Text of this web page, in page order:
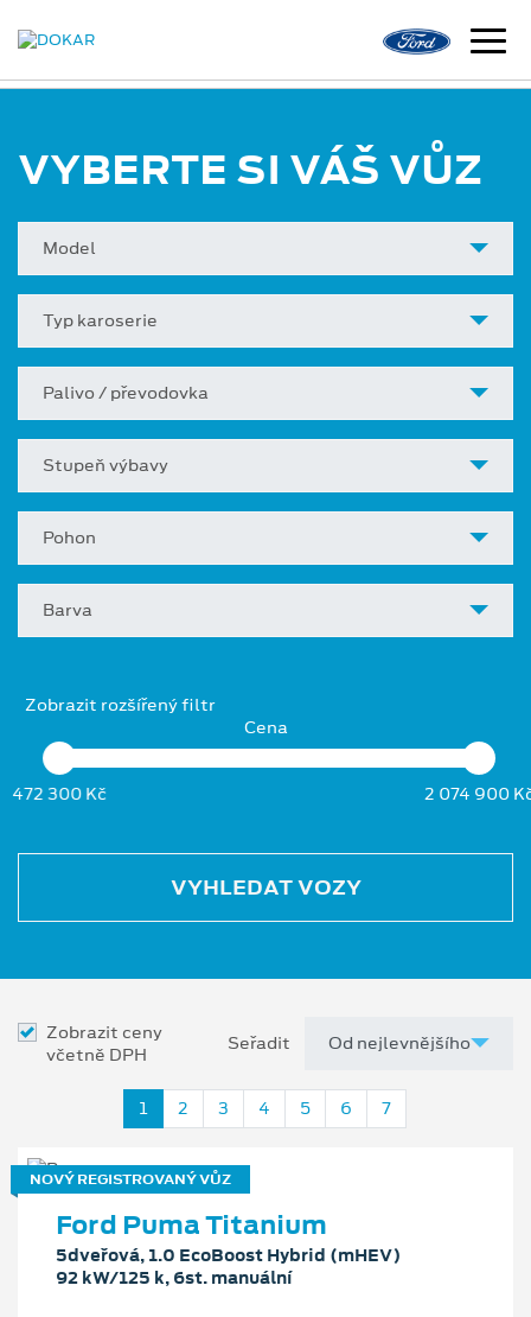
VYBERTE SI VÁŠ VŮZ
Model
Typ karoserie
Palivo / převodovka
Stupeň výbavy
Pohon
Barva
Zobrazit rozšířený filtr
Cena
472 300 Kč 2 074 900
VYHLEDAT VOZY
Zobrazit ceny
včetně DPH
Seřadit
1 2 3 4 5 6 7
NOVÝ REGISTROVANÝ VŮZ
Ford Puma Titanium
5dveřová, 1.0 EcoBoost Hybrid (mHEV)
92 kW/125 k, 6st. manuální